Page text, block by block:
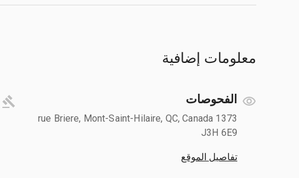
معلومات إضافية
الفحوصات
1373 rue Briere, Mont-Saint-Hilaire, QC, Canada
J3H 6E9
تفاصيل الموقع